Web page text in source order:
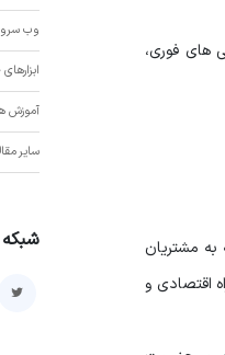
های فوری،
مشتریان
اقتصادی و
وب
آموزش
سایر